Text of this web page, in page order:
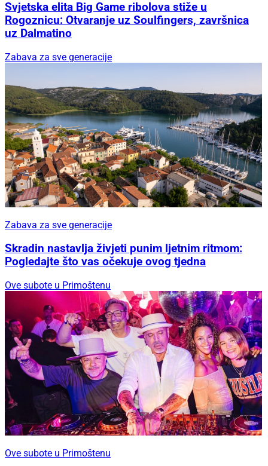
Svjetska elita Big Game ribolova stiže u
Rogoznicu: Otvaranje uz Soulfingers, završnica
uz Dalmatino
Zabava za sve generacije
Zabava za sve generacije
Skradin nastavlja živjeti punim ljetnim ritmom:
Pogledajte što vas očekuje ovog tjedna
Ove subote u Primoštenu
Ove subote u Primoštenu